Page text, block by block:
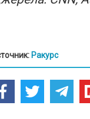
Ракурс